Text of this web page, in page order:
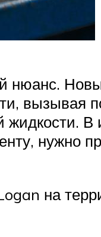
вызывая
жидкости. В
нужно
на